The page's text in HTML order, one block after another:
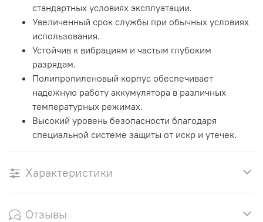
стандартных условиях эксплуатации.
Увеличенный срок службы при обычных условиях
использования.
Устойчив к вибрациям и частым глубоким
разрядам.
Полипропиленовый корпус обеспечивает
надежную работу аккумулятора в различных
температурных режимах.
Высокий уровень безопасности благодаря
специальной системе защиты от искр и утечек.
Характеристики
Отзывы